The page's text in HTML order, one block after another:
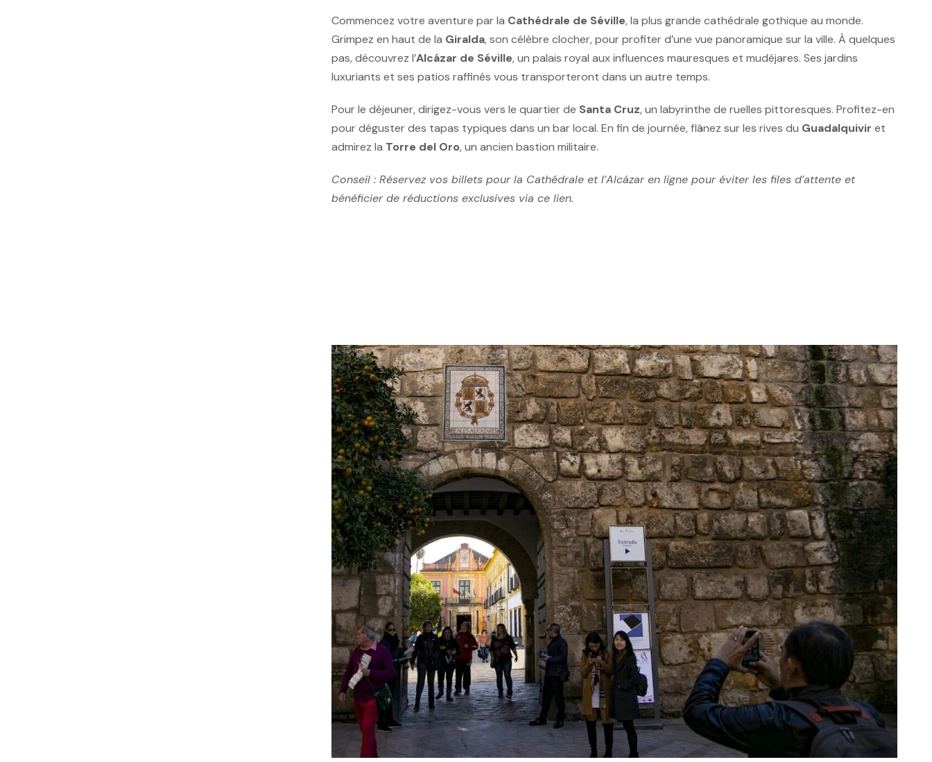
Commencez votre aventure par la Cathédrale de Séville, la plus grande cathédrale gothique au monde.
Grimpez en haut de la Giralda, son célèbre clocher, pour profiter d’une vue panoramique sur la ville. À quelques
pas, découvrez l’Alcázar de Séville, un palais royal aux influences mauresques et mudéjares. Ses jardins
luxuriants et ses patios raffinés vous transporteront dans un autre temps.
Pour le déjeuner, dirigez-vous vers le quartier de Santa Cruz, un labyrinthe de ruelles pittoresques. Profitez-en
pour déguster des tapas typiques dans un bar local. En fin de journée, flânez sur les rives du Guadalquivir et
admirez la Torre del Oro, un ancien bastion militaire.
Conseil : Réservez vos billets pour la Cathédrale et l’Alcázar en ligne pour éviter les files d’attente et
bénéficier de réductions exclusives via ce lien.